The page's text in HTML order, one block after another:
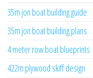
35m jon boat building guide
35m jon boat building plans
4 meter row boat blueprints
422m plywood skiff design